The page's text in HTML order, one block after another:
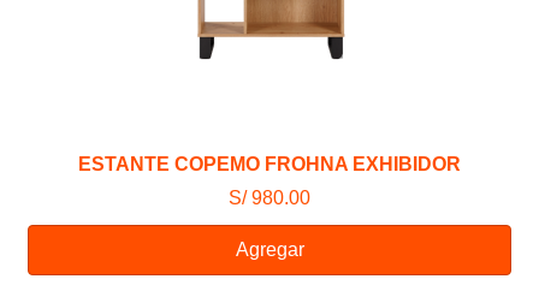
ESTANTE COPEMO FROHNA EXHIBIDOR
S/ 980.00
Agregar